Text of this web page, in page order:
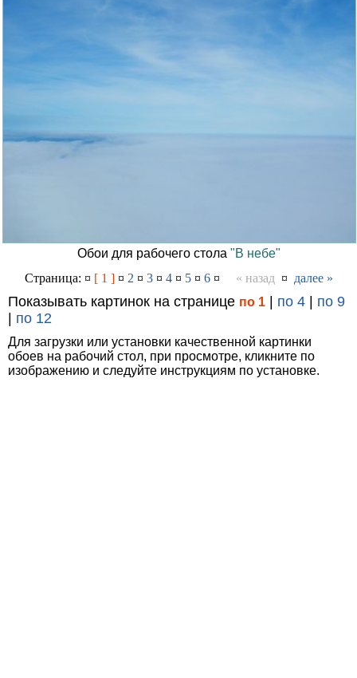
Обои для рабочего стола "В небе"
Страница: ¤ [ 1 ]¤ 2 ¤ 3¤ 4¤ 5¤ 6¤ « назад ¤ далее »
Показывать картинок на странице по 1 по 4
по 9
по 12
Для загрузки или установки качественной картинки
обоев на рабочий стол, при просмотре, кликните по
изображению и следуйте инструкциям по установке.